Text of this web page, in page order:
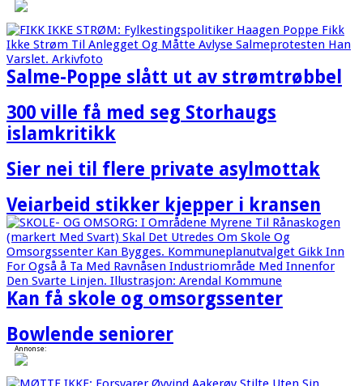
Salme-Poppe slått ut av strømtrøbbel
300 ville få med seg Storhaugs
islamkritikk
Sier nei til flere private asylmottak
Veiarbeid stikker kjepper i kransen
Kan få skole og omsorgssenter
Bowlende seniorer
Annonse: